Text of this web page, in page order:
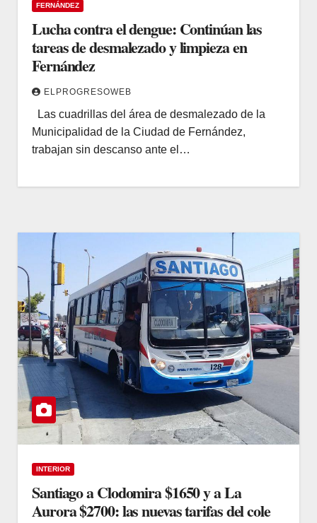
FERNÁNDEZ
Lucha contra el dengue: Continúan las
tareas de desmalezado y limpieza en
Fernández
ELPROGRESOWEB
Las cuadrillas del área de desmalezado de la
Municipalidad de la Ciudad de Fernández,
trabajan sin descanso ante el…
INTERIOR
Santiago a Clodomira $1650 y a La
Aurora $2700: las nuevas tarifas del cole